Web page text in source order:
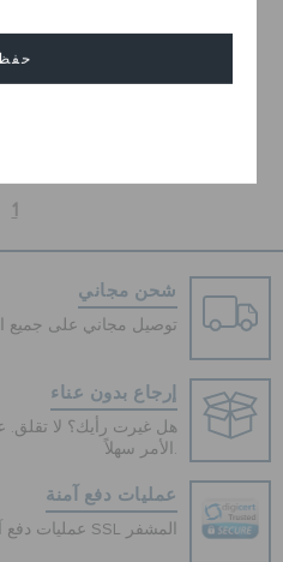
1
شحن مجاني
توصيل مجاني على جميع
إرجاع بدون عناء
هل غيرت رأيك؟ لا تقلق.
الأمر سهلاً.
عمليات دفع آمنة
عمليات دفع آمنة 100% باستخدام اتصال SSL المشفر